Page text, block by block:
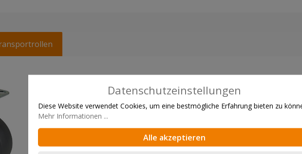
Datenschutzeinstellungen
Diese Website verwendet Cookies, um eine bestmögliche Erfahrung bieten zu
Mehr Informationen ...
Alle akzeptieren